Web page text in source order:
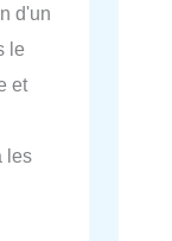
d'un
le
et
les